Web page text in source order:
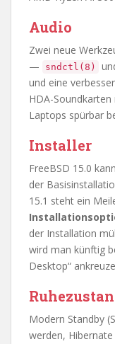
Audio
Zwei neue
—
sndctl(8)
und eine
HDA-
Laptops spürbar
Installer
FreeBSD 15.0
der
15.1 steht ein
der Installation
wird man künftig
Desktop“
Modern Standby
werden,